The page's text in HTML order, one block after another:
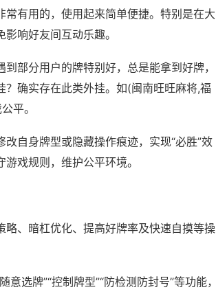
有用的，使用起来简单便捷。特别是在大
响好友间互动乐趣。
部分用户的牌特别好，总是能拿到好牌，
确实存在此类外挂。如(闽南旺旺麻将,福
平。
自身牌型或隐藏操作痕迹，实现“必胜”效
戏规则，维护公平环境。
、暗杠优化、提高好牌率及快速自摸等操
选牌”“控制牌型”“防检测防封号”等功能，